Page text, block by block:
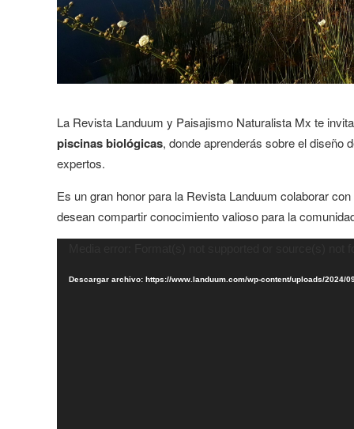
La Revista Landuum y Paisajismo Naturalista Mx te
piscinas biológicas, donde aprenderás sobre el diseño
expertos.
Es un gran honor para la Revista Landuum colaborar
desean compartir conocimiento valioso para la
vídeo
Descargar archivo: https://www.landuum.com/wp-content/uploads/2024/